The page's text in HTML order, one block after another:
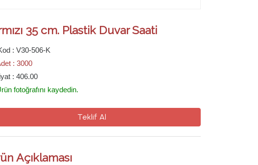
35 cm. Plastik Duvar Saati
: V30-506-K
: 3000
: 406.00
fotoğrafını kaydedin.
Teklif Al
Açıklaması